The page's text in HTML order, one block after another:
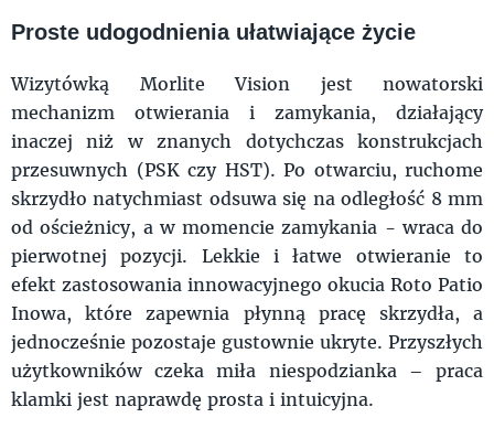
Proste udogodnienia ułatwiające życie
Wizytówką Morlite Vision jest nowatorski
mechanizm otwierania i zamykania, działający
inaczej niż w znanych dotychczas konstrukcjach
przesuwnych (PSK czy HST). Po otwarciu, ruchome
skrzydło natychmiast odsuwa się na odległość 8 mm
od ościeżnicy, a w momencie zamykania - wraca do
pierwotnej pozycji. Lekkie i łatwe otwieranie to
efekt zastosowania innowacyjnego okucia Roto Patio
Inowa, które zapewnia płynną pracę skrzydła, a
jednocześnie pozostaje gustownie ukryte. Przyszłych
użytkowników czeka miła niespodzianka – praca
klamki jest naprawdę prosta i intuicyjna.